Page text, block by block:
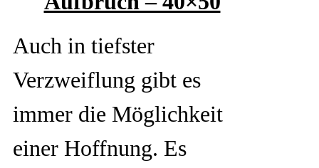
Auch in tiefster
Verzweiflung gibt es
immer die Möglichkeit
einer Hoffnung. Es